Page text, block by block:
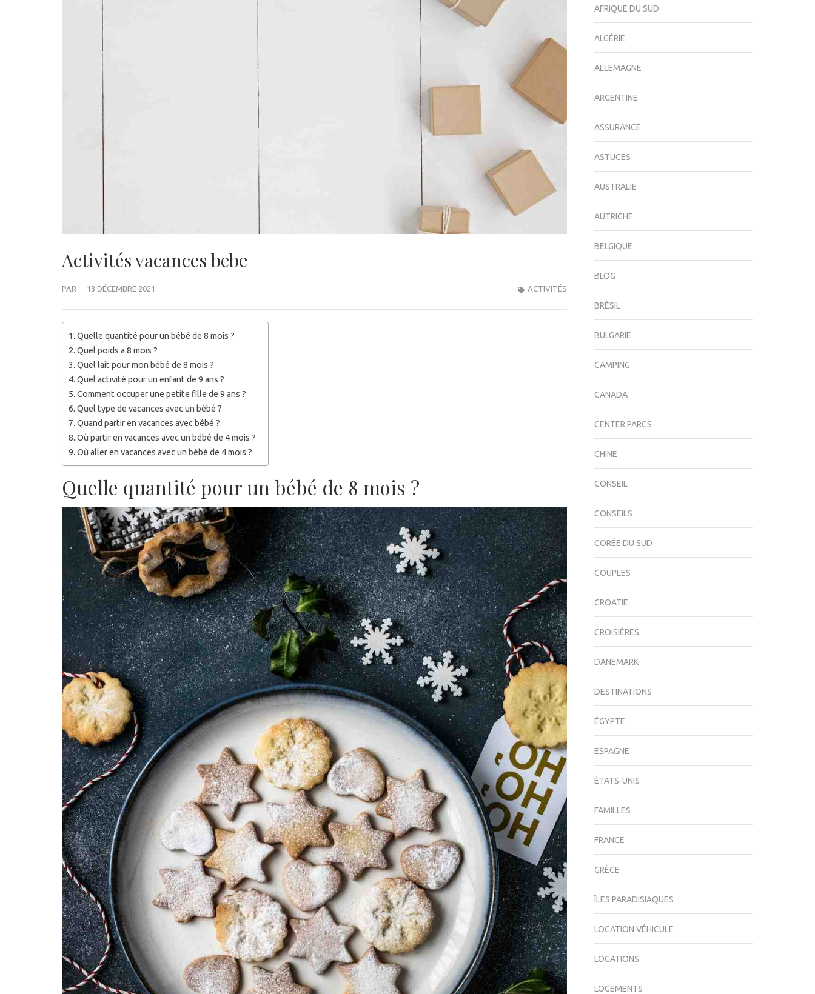
Activités vacances bebe
PAR 13 DÉCEMBRE 2021 ACTIVITÉS
Quelle quantité pour un bébé de 8 mois ?
Quel poids a 8 mois ?
Quel lait pour mon bébé de 8 mois ?
Quel activité pour un enfant de 9 ans ?
Comment occuper une petite fille de 9 ans ?
Quel type de vacances avec un bébé ?
Quand partir en vacances avec bébé ?
Où partir en vacances avec un bébé de 4 mois ?
Où aller en vacances avec un bébé de 4 mois ?
Quelle quantité pour un bébé de 8 mois ?
AFRIQUE DU SUD
ALGÉRIE
ALLEMAGNE
ARGENTINE
ASSURANCE
ASTUCES
AUSTRALIE
AUTRICHE
BELGIQUE
BLOG
BRÉSIL
BULGARIE
CAMPING
CANADA
CENTER PARCS
CHINE
CONSEIL
CONSEILS
CORÉE DU SUD
COUPLES
CROATIE
CROISIÈRES
DANEMARK
DESTINATIONS
ÉGYPTE
ESPAGNE
ÉTATS-UNIS
FAMILLES
FRANCE
GRÈCE
ÎLES PARADISIAQUES
LOCATION VÉHICULE
LOCATIONS
LOGEMENTS